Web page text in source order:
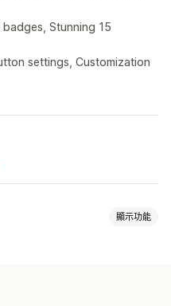
Stunning 15
settings, Customization
顯示功能